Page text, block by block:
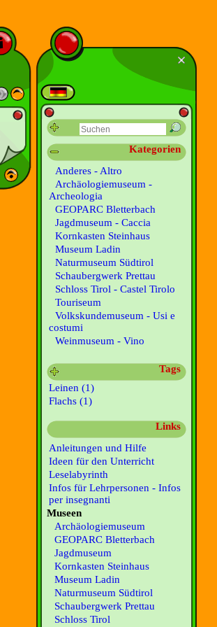
Kategorien
Anderes - Altro
Archäologiemuseum -
Archeologia
GEOPARC Bletterbach
Jagdmuseum - Caccia
Kornkasten Steinhaus
Museum Ladin
Naturmuseum Südtirol
Schaubergwerk Prettau
Schloss Tirol - Castel Tirolo
Touriseum
Volkskundemuseum - Usi e
costumi
Weinmuseum - Vino
Tags
Leinen (1)
Flachs (1)
Links
Anleitungen und Hilfe
Ideen für den Unterricht
Leselabyrinth
Infos für Lehrpersonen - Infos
per insegnanti
Museen
Archäologiemuseum
GEOPARC Bletterbach
Jagdmuseum
Kornkasten Steinhaus
Museum Ladin
Naturmuseum Südtirol
Schaubergwerk Prettau
Schloss Tirol